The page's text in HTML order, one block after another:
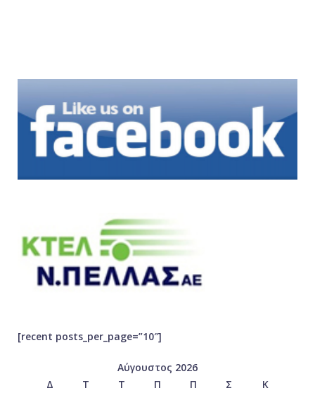
[recent posts_per_page=”10″]
Αύγουστος 2026
Δ
Τ Τ Π Π Σ
Κ